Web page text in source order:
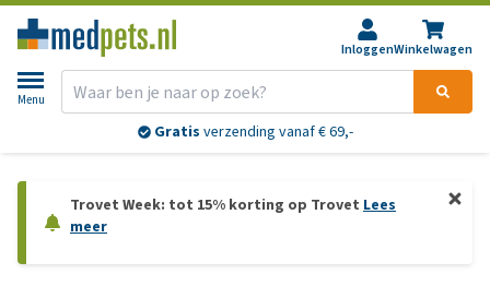
InloggenWinkelwagen
Menu
Gratis verzending vanaf € 69,-
Trovet Week: tot 15% korting op Trovet Lees
meer